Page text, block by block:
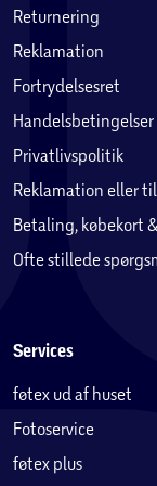
og betale sikkert
variere.
Juridisk tekst
Skærmen har
skærmen på
visningsområde
Kræver
de lokale forhold
understøttelse
apple.com/dk/
4
Returnering
Reklamation
Fortrydelsesret
Handelsbetingelser
Privatlivspolitik
Reklamation eller
Betaling, købekort
Ofte stillede
Services
føtex ud af huset
Fotoservice
føtex plus